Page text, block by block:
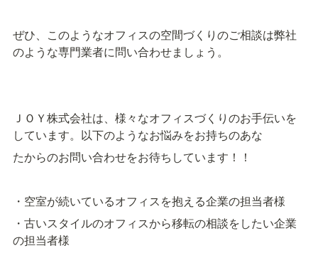
ぜひ、このようなオフィスの空間づくりのご相談は弊社
のような専門業者に問い合わせましょう。
ＪＯＹ株式会社は、様々なオフィスづくりのお手伝いを
しています。以下のようなお悩みをお持ちのあな
たからのお問い合わせをお待ちしています！！
・空室が続いているオフィスを抱える企業の担当者様
・古いスタイルのオフィスから移転の相談をしたい企業
の担当者様